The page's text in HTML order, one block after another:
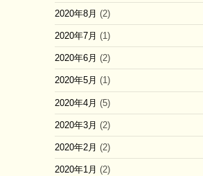
2020年8月 (2)
2020年7月 (1)
2020年6月 (2)
2020年5月 (1)
2020年4月 (5)
2020年3月 (2)
2020年2月 (2)
2020年1月 (2)